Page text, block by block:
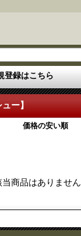
登録はこちら
ー】
価格の安い順
当商品はありません